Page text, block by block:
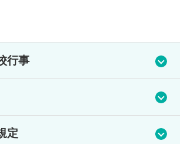
行事
て、ドローン講座やヘアメイク講座、プロ
や芸術鑑賞会、社会科見学やハロウィ
をすることはできます。
定